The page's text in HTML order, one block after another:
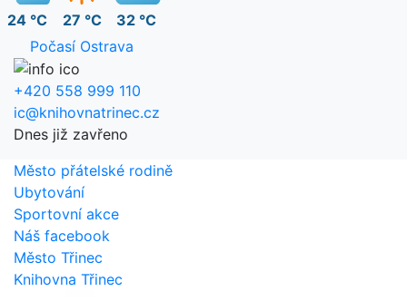
24 °C 27 °C
32 °C
Počasí Ostrava
+420 558 999 110
ic@knihovnatrinec.cz
Dnes již zavřeno
Město přátelské rodině
Ubytování
Sportovní akce
Náš facebook
Město Třinec
Knihovna Třinec